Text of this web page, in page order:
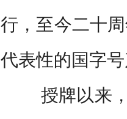
行，至今二十
代表性的国字
授牌以来